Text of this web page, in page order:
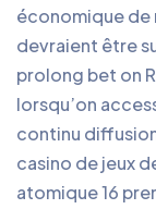
économique de
devraient être
prolong bet on
lorsqu’on
continu
casino de jeux
atomique 16